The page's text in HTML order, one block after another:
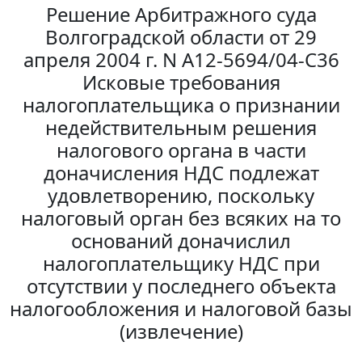
Решение Арбитражного суда
Волгоградской области от 29
апреля 2004 г. N А12-5694/04-С36
Исковые требования
налогоплательщика о признании
недействительным решения
налогового органа в части
доначисления НДС подлежат
удовлетворению, поскольку
налоговый орган без всяких на то
оснований доначислил
налогоплательщику НДС при
отсутствии у последнего объекта
налогообложения и налоговой базы
(извлечение)